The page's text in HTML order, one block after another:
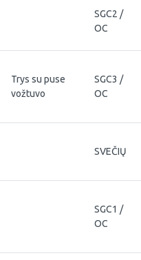
SGC2 /
OC
Trys su puse
vožtuvo
SGC3 /
OC
SVEČIŲ
SGC1 /
OC